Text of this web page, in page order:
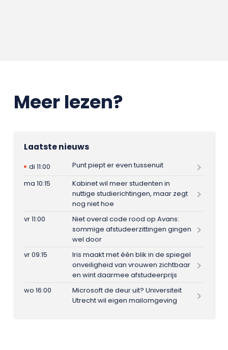
Meer lezen?
Laatste nieuws
di 11:00
Punt piept er even tussenuit
ma 10:15
Kabinet wil meer studenten in
nuttige studierichtingen, maar zegt
nog niet hoe
vr 11:00
Niet overal code rood op Avans:
sommige afstudeerzittingen gingen
wel door
vr 09:15
Iris maakt met één blik in de spiegel
onveiligheid van vrouwen zichtbaar
en wint daarmee afstudeerprijs
wo 16:00
Microsoft de deur uit? Universiteit
Utrecht wil eigen mailomgeving